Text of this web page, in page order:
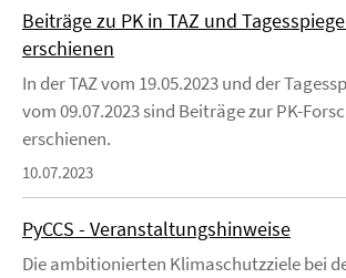
Beiträge zu PK in TAZ und
erschienen
In der TAZ vom 19.05.2023 und der
vom 09.07.2023 sind Beiträge zur PK-
erschienen.
10.07.2023
PyCCS - Veranstaltungshinweise
Die ambitionierten Klimaschutzziele bei